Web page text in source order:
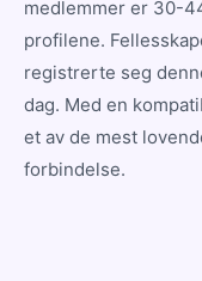
medlemmer er 30-
profilene.
registrerte seg
dag. Med en
et av de mest
forbindelse.